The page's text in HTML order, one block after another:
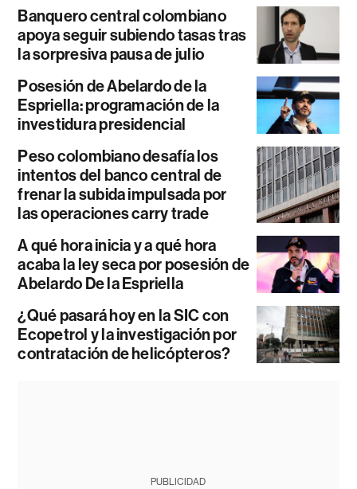
Banquero central colombiano
apoya seguir subiendo tasas tras
la sorpresiva pausa de julio
Posesión de Abelardo de la
Espriella: programación de la
investidura presidencial
Peso colombiano desafía los
intentos del banco central de
frenar la subida impulsada por
las operaciones carry trade
A qué hora inicia y a qué hora
acaba la ley seca por posesión de
Abelardo De la Espriella
¿Qué pasará hoy en la SIC con
Ecopetrol y la investigación por
contratación de helicópteros?
PUBLICIDAD